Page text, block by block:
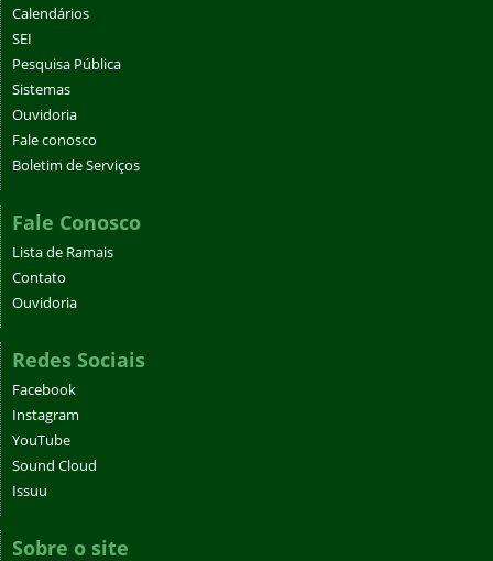
Calendários
SEI
Pesquisa Pública
Sistemas
Ouvidoria
Fale conosco
Boletim de Serviços
Fale Conosco
Lista de Ramais
Contato
Ouvidoria
Redes Sociais
Facebook
Instagram
YouTube
Sound Cloud
Issuu
Sobre o site